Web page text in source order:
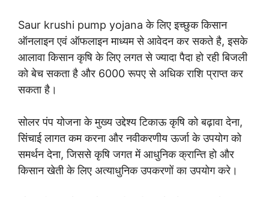
Saur krushi pump yojana के लिए इच्छुक किसान
ऑनलाइन एवं ऑफलाइन माध्यम से आवेदन कर सकते है, इसके
आलावा किसान कृषि के लिए लगत से ज्यादा पैदा हो रही बिजली
को बेच सकता है और 6000 रूपए से अधिक राशि प्राप्त कर
सकता है।
सोलर पंप योजना के मुख्य उद्देश्य टिकाऊ कृषि को बढ़ावा देना,
सिंचाई लागत कम करना और नवीकरणीय ऊर्जा के उपयोग को
समर्थन देना, जिससे कृषि जगत में आधुनिक क्रान्ति हो और
किसान खेती के लिए अत्याधुनिक उपकरणों का उपयोग करे।